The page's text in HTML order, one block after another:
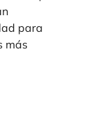
para
más